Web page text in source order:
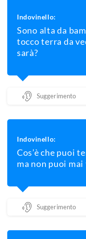
Indovinello:
Sono alta da
tocco terra da
sarà?
Mostra Un Suggerimento
Indovinello:
Cos’è che puoi
ma non puoi
Mostra Un Suggerimento